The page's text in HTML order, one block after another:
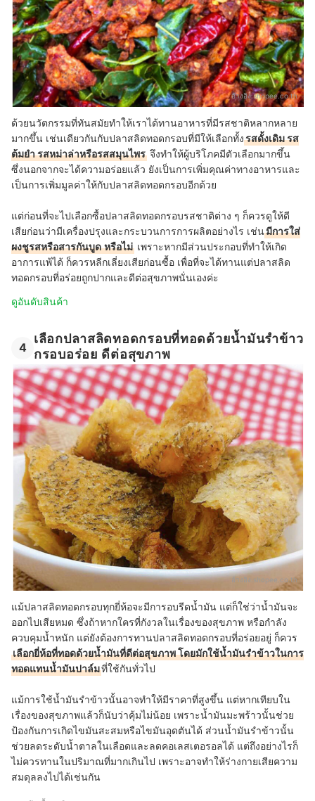
อ้างอิง:shopee.co.th
ด้วยนวัตกรรมที่ทันสมัยทำให้เราได้ทานอาหารที่มีรสชาติหลากหลาย
มากขึ้น เช่นเดียวกันกับปลาสลิดทอดกรอบที่มีให้เลือกทั้งรสดั้งเดิม รส
ต้มยำ รสหม่าล่าหรือรสสมุนไพร จึงทำให้ผู้บริโภคมีตัวเลือกมากขึ้น
ซึ่งนอกจากจะได้ความอร่อยแล้ว ยังเป็นการเพิ่มคุณค่าทางอาหารและ
เป็นการเพิ่มมูลค่าให้กับปลาสลิดทอดกรอบอีกด้วย
แต่ก่อนที่จะไปเลือกซื้อปลาสลิดทอดกรอบรสชาติต่าง ๆ ก็ควรดูให้ดี
เสียก่อนว่ามีเครื่องปรุงและกระบวนการการผลิตอย่างไร เช่นมีการใส่
ผงชูรสหรือสารกันบูด หรือไม่ เพราะหากมีส่วนประกอบที่ทำให้เกิด
อาการแพ้ได้ ก็ควรหลีกเลี่ยงเสียก่อนซื้อ เพื่อที่จะได้ทานแต่ปลาสลิด
ทอดกรอบที่อร่อยถูกปากและดีต่อสุขภาพนั่นเองค่ะ
ดูอันดับสินค้า
4
เลือกปลาสลิดทอดกรอบที่ทอดด้วยน้ำมันรำข้าว
กรอบอร่อย ดีต่อสุขภาพ
อ้างอิง:shopee.co.th
แม้ปลาสลิดทอดกรอบทุกยี่ห้อจะมีการอบรีดน้ำมัน แต่ก็ใช่ว่าน้ำมันจะ
ออกไปเสียหมด ซึ่งถ้าหากใครที่กังวลในเรื่องของสุขภาพ หรือกำลัง
ควบคุมน้ำหนัก แต่ยังต้องการทานปลาสลิดทอดกรอบที่อร่อยอยู่ ก็ควร
เลือกยี่ห้อที่ทอดด้วยน้ำมันที่ดีต่อสุขภาพ โดยมักใช้น้ำมันรำข้าวในการ
ทอดแทนน้ำมันปาล์มที่ใช้กันทั่วไป
แม้การใช้น้ำมันรำข้าวนั้นอาจทำให้มีราคาที่สูงขึ้น แต่หากเทียบใน
เรื่องของสุขภาพแล้วก็นับว่าคุ้มไม่น้อย เพราะน้ำมันมะพร้าวนั้นช่วย
ป้องกันการเกิดไขมันสะสมหรือไขมันอุดตันได้ ส่วนน้ำมันรำข้าวนั้น
ช่วยลดระดับน้ำตาลในเลือดและลดคอเลสเตอรอลได้ แต่ถึงอย่างไรก็
ไม่ควรทานในปริมาณที่มากเกินไป เพราะอาจทำให้ร่างกายเสียความ
สมดุลลงไปได้เช่นกัน